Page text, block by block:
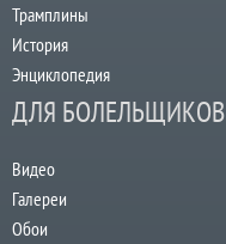
Трамплины
История
Энциклопедия
ДЛЯ БОЛЕЛЬЩИКОВ
Видео
Галереи
Обои